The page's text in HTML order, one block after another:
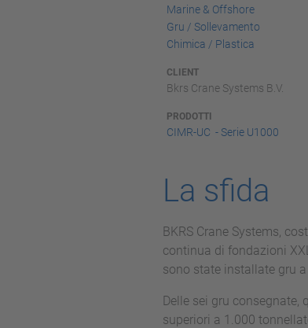
Marine & Offshore
Gru / Sollevamento
Chimica / Plastica
CLIENT
Bkrs Crane Systems B.V.
PRODOTTI
CIMR-UC - Serie U1000
La sfida
BKRS Crane Systems,
continua di fondazioni
sono state installate gru
Delle sei gru
superiori a 1.000